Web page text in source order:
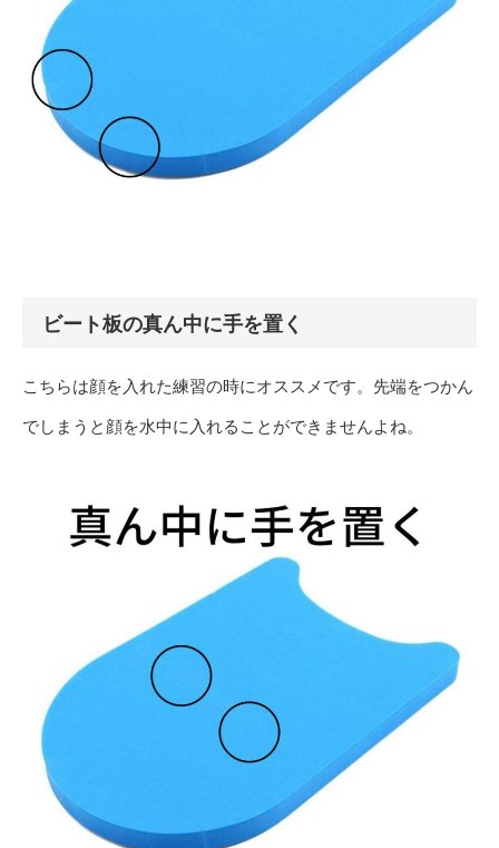
ビート板の真ん中に手を置く
こちらは顔を入れた練習の時にオススメです。先端をつかん
でしまうと顔を水中に入れることができませんよね。